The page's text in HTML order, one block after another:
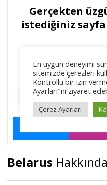
Belarus Hakkında